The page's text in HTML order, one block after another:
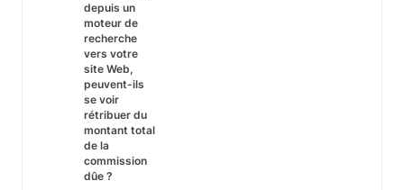
depuis un
moteur de
recherche
vers votre
site Web,
peuvent-ils
se voir
rétribuer du
montant total
de la
commission
dûe ?